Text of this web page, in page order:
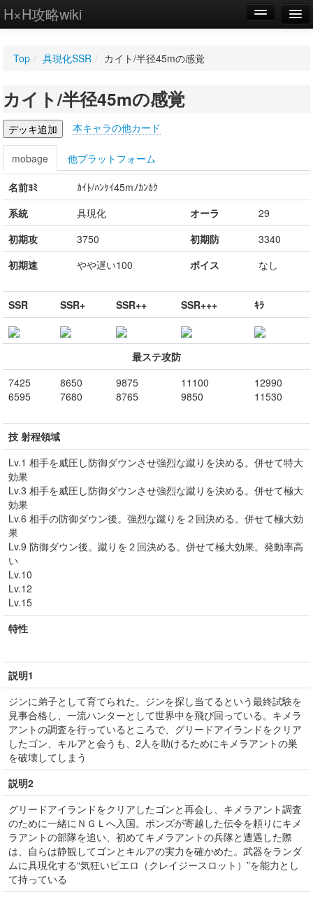
H×H攻略wiki
WIKI
設定
Top / 具現化SSR / カイト/半径45mの感覚
カイト/半径45mの感覚
本キャラの他カード
mobage 他プラットフォーム
名前ﾖﾐ
ｶｲﾄ/ﾊﾝｹｲ45mﾉｶﾝｶｸ
系統
具現化 オーラ
29
初期攻
3750 初期防
3340
初期速
やや遅い100 ボイス なし
SSR SSR+ SSR++ SSR+++ ｷﾗ
最ステ攻防
7425
6595
8650
7680
9875
8765
11100
9850
12990
11530
技 射程領域
Lv.1 相手を威圧し防御ダウンさせ強烈な蹴りを決める。併せて特大
効果
Lv.3 相手を威圧し防御ダウンさせ強烈な蹴りを決める。併せて極大
効果
Lv.6 相手の防御ダウン後。強烈な蹴りを２回決める。併せて極大効
果
Lv.9 防御ダウン後。蹴りを２回決める。併せて極大効果。発動率高
い
Lv.10
Lv.12
Lv.15
特性
説明1
ジンに弟子として育てられた。ジンを探し当てるという最終試験を
見事合格し、一流ハンターとして世界中を飛び回っている。キメラ
アントの調査を行っているところで、グリードアイランドをクリア
したゴン、キルアと会うも、2人を助けるためにキメラアントの巣
を破壊してしまう
説明2
グリードアイランドをクリアしたゴンと再会し、キメラアント調査
のために一緒にＮＧＬへ入国。ポンズが寄越した伝令を頼りにキメ
ラアントの部隊を追い、初めてキメラアントの兵隊と遭遇した際
は、自らは静観してゴンとキルアの実力を確かめた。武器をランダ
ムに具現化する“気狂いピエロ（クレイジースロット）”を能力とし
て持っている